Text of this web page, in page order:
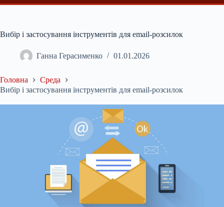
Вибір і застосування інструментів для email-розсилок
Ганна Герасименко 01.01.2026
Головна
Среда
Вибір і застосування інструментів для email-розсилок